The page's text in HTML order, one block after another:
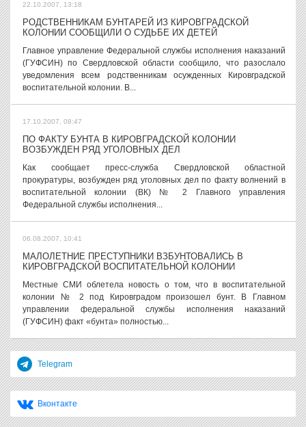
22.10.2007, 13:18
РОДСТВЕННИКАМ БУНТАРЕЙ ИЗ КИРОВГРАДСКОЙ
КОЛОНИИ СООБЩИЛИ О СУДЬБЕ ИХ ДЕТЕЙ
Главное управление Федеральной службы исполнения наказаний
(ГУФСИН) по Свердловской области сообщило, что разослало
уведомления всем родственникам осужденных Кировградской
воспитательной колонии. В...
17.10.2007, 08:47
ПО ФАКТУ БУНТА В КИРОВГРАДСКОЙ КОЛОНИИ
ВОЗБУЖДЕН РЯД УГОЛОВНЫХ ДЕЛ
Как сообщает пресс-служба Свердловской областной
прокуратуры, возбужден ряд уголовных дел по факту волнений в
воспитательной колонии (ВК) № 2 Главного управления
Федеральной службы исполнения...
06.08.2007, 10:41
МАЛОЛЕТНИЕ ПРЕСТУПНИКИ ВЗБУНТОВАЛИСЬ В
КИРОВГРАДСКОЙ ВОСПИТАТЕЛЬНОЙ КОЛОНИИ
Местные СМИ облетела новость о том, что в воспитательной
колонии № 2 под Кировградом произошел бунт. В Главном
управлении федеральной службы исполнения наказаний
(ГУФСИН) факт «бунта» полностью...
Telegram
Вконтакте